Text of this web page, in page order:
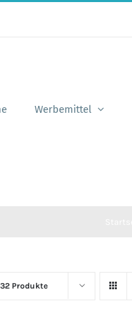
Werbemittel
32 Produkte